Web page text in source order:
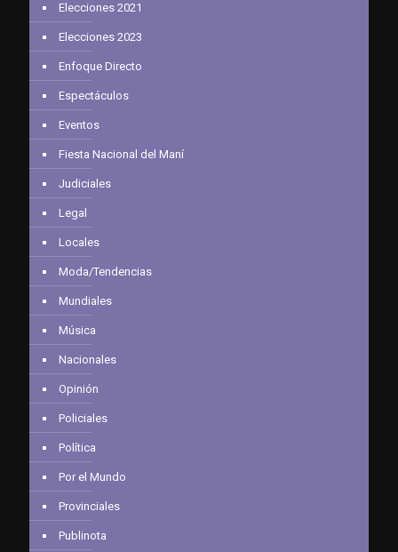
Elecciones 2021
Elecciones 2023
Enfoque Directo
Espectáculos
Eventos
Fiesta Nacional del Maní
Judiciales
Legal
Locales
Moda/Tendencias
Mundiales
Música
Nacionales
Opinión
Policiales
Política
Por el Mundo
Provinciales
Publinota